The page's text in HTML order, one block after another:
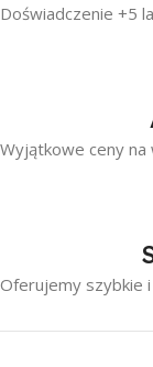
Doświadczenie +5
Wyjątkowe ceny
Oferujemy szybkie